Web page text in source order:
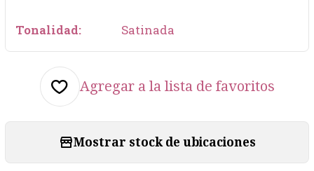
Tonalidad: Satinada
Agregar a la lista de favoritos
Mostrar stock de ubicaciones